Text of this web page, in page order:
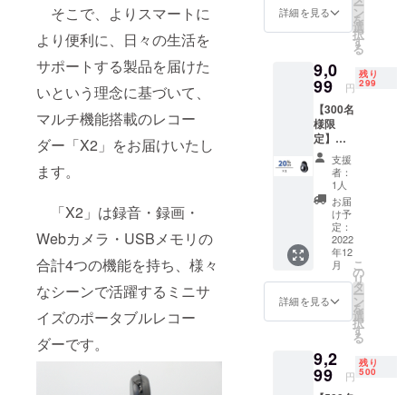
そこで、よりスマートに
より便利に、日々の生活を
サポートする製品を届けた
いという理念に基づいて、
マルチ機能搭載のレコー
ダー「X2」をお届けいたし
ます。
「X2」は録音・録画・
Webカメラ・USBメモリの
合計4つの機能を持ち、様々
なシーンで活躍するミニサ
イズのポータブルレコー
ダーです。
貢献できる
グローバル
し、貧困地
域での慈善
活動や、貧
困・差別と
いった社会
課題の改善
にも微力な
がら取り組
んでおりま
す。
今後と
支援を賜り
ますよう、
さい。
容物：
32GB本
USB
Type-C
充電
ケーブ
ル×1 日
本語取
扱説明
書×1
詳細を見る ー
ン
を
選
択
す
る
9,0
99 円
残り
299
【300名
様限
定】超
超早割
20％OF
「X2」
32GB×
1 ※送料
無料
（日本
国内限
定） 内
容物：
「X2」
32GB本
USB
Type-C
充電
支援
者：
1人
お届
け予
定：
2022
年12
月
詳細を見る
こ
の
リ
タ
ー
ン
を
選
択
す
る
9,2
99 円
残り
500